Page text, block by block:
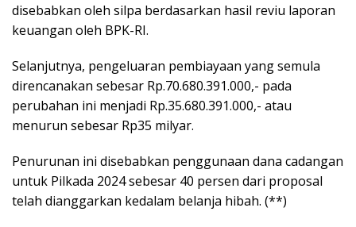
disebabkan oleh silpa berdasarkan hasil reviu laporan
keuangan oleh BPK-RI.
Selanjutnya, pengeluaran pembiayaan yang semula
direncanakan sebesar Rp.70.680.391.000,- pada
perubahan ini menjadi Rp.35.680.391.000,- atau
menurun sebesar Rp35 milyar.
Penurunan ini disebabkan penggunaan dana cadangan
untuk Pilkada 2024 sebesar 40 persen dari proposal
telah dianggarkan kedalam belanja hibah. (**)